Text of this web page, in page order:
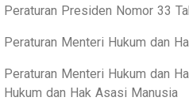
Peraturan Presiden Nomor 33
Peraturan Menteri Hukum dan
Peraturan Menteri Hukum dan
Hukum dan Hak Asasi Manusia